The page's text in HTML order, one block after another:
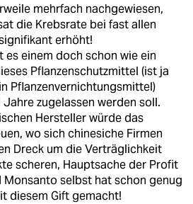
mehrfach nachgewiesen,
die Krebsrate bei fast allen
erhöht!
es einem doch schon wie ein
Pflanzenschutzmittel (ist ja
Pflanzenvernichtungsmittel)
Jahre zugelassen werden soll.
Hersteller würde das
wo sich chinesiche Firmen
Dreck um die Verträglichkeit
scheren, Hauptsache der Profit
Monsanto selbst hat schon genug
diesem Gift gemacht!